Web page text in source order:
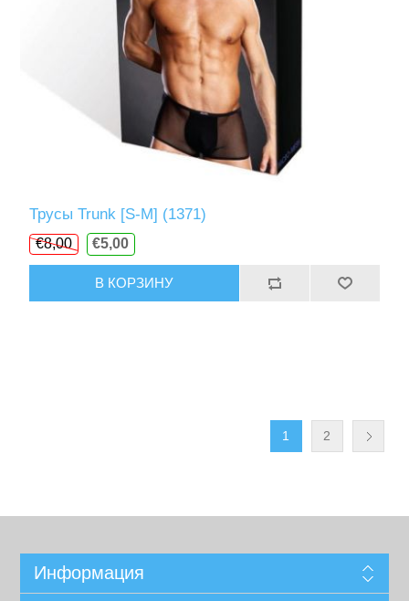
Трусы Trunk [S-M] (1371)
€8,00 €5,00
В КОРЗИНУ
1 2
Информация